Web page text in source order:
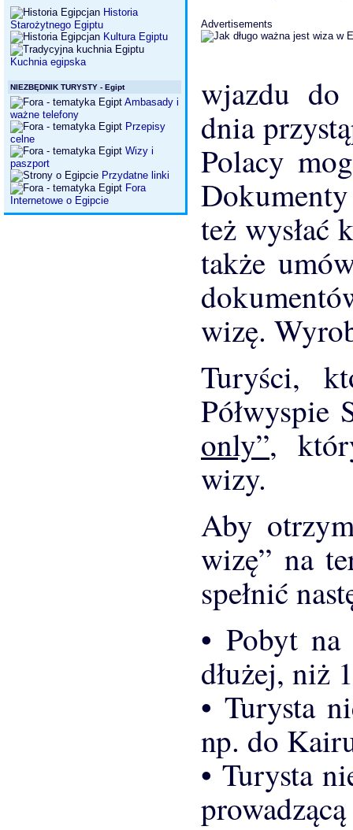
Historia
Starożytnego Egiptu
Kultura Egiptu
Kuchnia egipska
NIEZBĘDNIK TURYSTY - Egipt
Ambasady i
ważne telefony
Przepisy
celne
Wizy i
paszport
Przydatne linki
Fora
Internetowe o Egipcie
Advertisements
wjazdu
dnia
Polacy
też wysłać
także
wizę.
Turyści,
Półwyspie
only”,
wizy.
Aby
wizę” na
spełnić
• Pobyt
dłużej, niż
• Turysta
np. do
• Turysta